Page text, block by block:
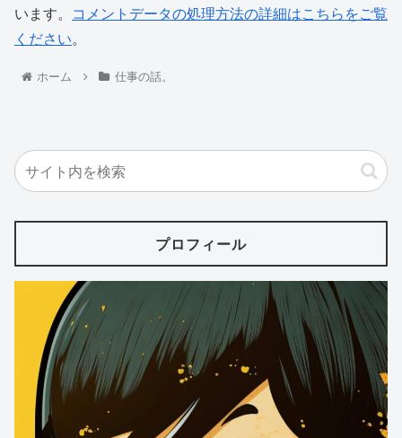
います。 コメントデータの処理方法の詳細はこちらをご覧
ください。
ホーム 仕事の話。
プロフィール